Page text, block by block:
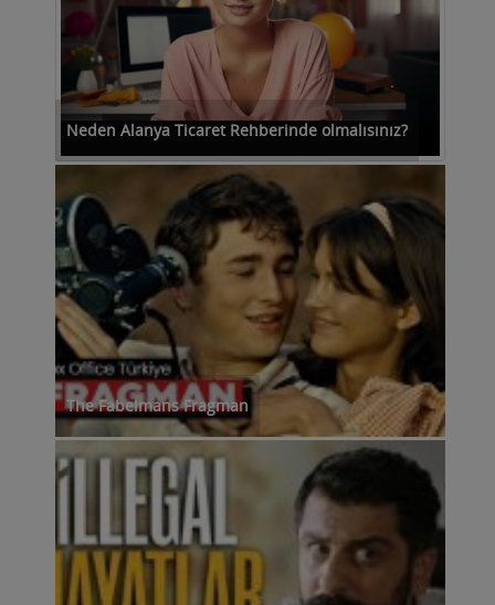
Neden Alanya Ticaret Rehberinde olmalısınız?
The Fabelmans Fragman